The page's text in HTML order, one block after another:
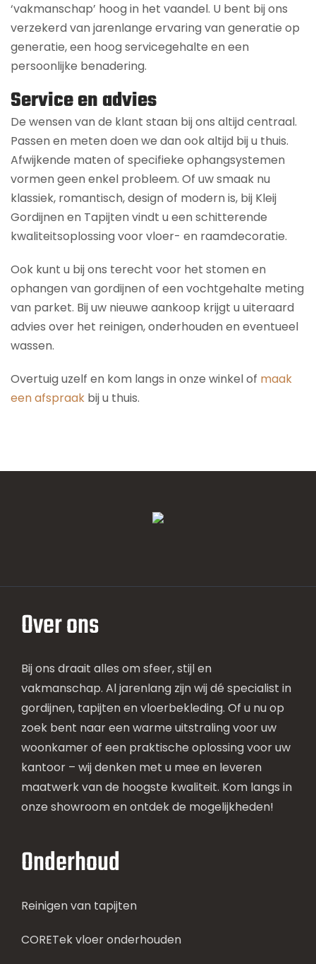
‘vakmanschap’ hoog in het vaandel. U bent bij ons
verzekerd van jarenlange ervaring van generatie op
generatie, een hoog servicegehalte en een
persoonlijke benadering.
Service en advies
De wensen van de klant staan bij ons altijd centraal.
Passen en meten doen we dan ook altijd bij u thuis.
Afwijkende maten of specifieke ophangsystemen
vormen geen enkel probleem. Of uw smaak nu
klassiek, romantisch, design of modern is, bij Kleij
Gordijnen en Tapijten vindt u een schitterende
kwaliteitsoplossing voor vloer- en raamdecoratie.
Ook kunt u bij ons terecht voor het stomen en
ophangen van gordijnen of een vochtgehalte meting
van parket. Bij uw nieuwe aankoop krijgt u uiteraard
advies over het reinigen, onderhouden en eventueel
wassen.
Overtuig uzelf en kom langs in onze winkel of maak
een afspraak bij u thuis.
Over ons
Bij ons draait alles om sfeer, stijl en
vakmanschap. Al jarenlang zijn wij dé specialist in
gordijnen, tapijten en vloerbekleding. Of u nu op
zoek bent naar een warme uitstraling voor uw
woonkamer of een praktische oplossing voor uw
kantoor – wij denken met u mee en leveren
maatwerk van de hoogste kwaliteit. Kom langs in
onze showroom en ontdek de mogelijkheden!
Onderhoud
Reinigen van tapijten
CORETek vloer onderhouden